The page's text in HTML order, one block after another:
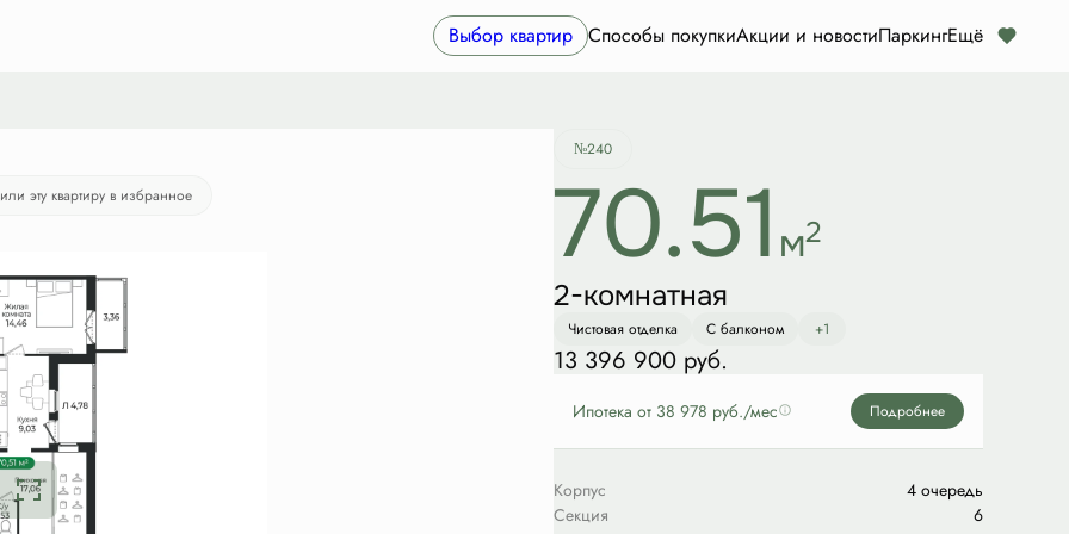
Выбор квартир Способы покупкиАкции и новостиПаркингЕщё
Забронировать
эту квартиру за 24 часа
№240
70.51 м2
2-комнатная
Чистовая отделка С балконом +1
13 396 900 руб.
Ипотека от 38 978 руб./мес Подробнее
Корпус
4 очередь
Секция
6